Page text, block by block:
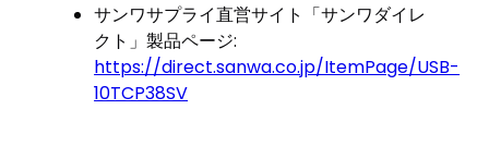
サンワサプライ直営サイト「サンワダイレ
クト」製品ページ:
https://direct.sanwa.co.jp/ItemPage/USB-
10TCP38SV